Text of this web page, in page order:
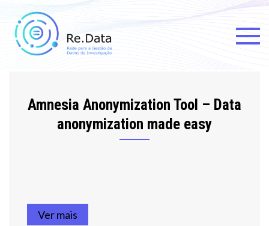
content
Rede para a Gestão de Dados
Amnesia Anonymization Tool – Data
anonymization made easy
Ver mais